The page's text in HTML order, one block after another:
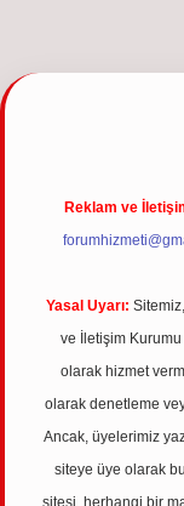
giriş
Reklam ve
Yasal Uyarı:
ve İletişim Kurumu
olarak hizmet
olarak denetleme
Ancak, üyelerimiz
siteye üye olarak
sitesi, herhangi bir